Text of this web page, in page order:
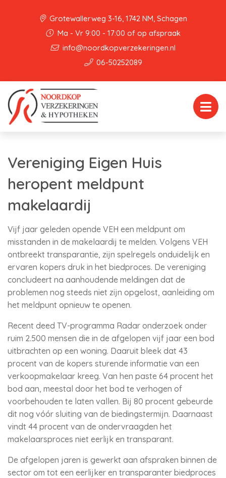
Grotewallerweg 3-16, 1742 NM, Schagen
Ma - Vr 9:00 - 17:00 of op afspraak
info@noordkopverzekeringen.nl
06-50252089
Vereniging Eigen Huis
heropent meldpunt
makelaardij
Vijf jaar geleden opende VEH een meldpunt om
misstanden in de makelaardij te melden. Volgens VEH
ontbreekt transparantie, zijn spelregels onduidelijk en
ervaren kopers druk in het biedproces. De vereniging
concludeert na aanhoudende meldingen dat de
problemen nog steeds niet zijn opgelost, aanleiding om
het meldpunt opnieuw te openen.
Recent deed TV-programma Radar onderzoek onder
ruim 2.500 mensen die in de afgelopen vijf jaar een bod
uitbrachten op een woning. Daaruit bleek dat 43
procent van de kopers sturende informatie van een
verkoopmakelaar kreeg. Van hen paste 64 procent het
bod aan, meestal door het bod te verhogen of
voorbehouden te laten vallen. Bij 80 procent gebeurde
dit nog vóór sluiting van de biedingstermijn. Daarnaast
vindt 44 procent van de ondervraagden het
makelaarsproces niet eerlijk en transparant.
De afgelopen jaren is gewerkt aan afspraken binnen de
sector om tot een eerlijker en transparanter biedproces